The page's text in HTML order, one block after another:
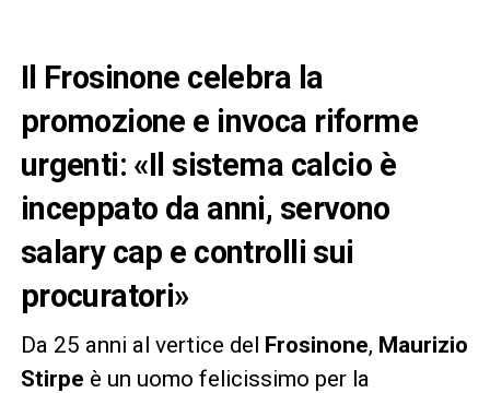
Il Frosinone celebra la
promozione e invoca riforme
urgenti: «Il sistema calcio è
inceppato da anni, servono
salary cap e controlli sui
procuratori»
Da 25 anni al vertice del Frosinone, Maurizio
Stirpe è un uomo felicissimo per la